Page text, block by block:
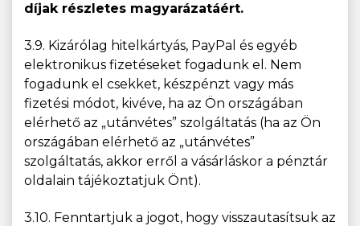
díjak részletes magyarázatáért.
3.9. Kizárólag hitelkártyás, PayPal és egyéb
elektronikus fizetéseket fogadunk el. Nem
fogadunk el csekket, készpénzt vagy más
fizetési módot, kivéve, ha az Ön országában
elérhető az „utánvétes” szolgáltatás (ha az Ön
országában elérhető az „utánvétes”
szolgáltatás, akkor erről a vásárláskor a pénztár
oldalain tájékoztatjuk Önt).
3.10. Fenntartjuk a jogot, hogy visszautasítsuk az